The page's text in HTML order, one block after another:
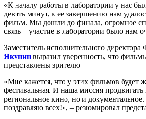
«К началу работы в лаборатории у нас
девять минут, к ее завершению нам
фильм. Мы дошли до финала, огромное
связь – участие в лаборатории было нам
Заместитель исполнительного
Якунин выразил уверенность, что
представлены зрителю.
«Мне кажется, что у этих фильмов будет
фестивальная. И наша миссия продвигать
региональное кино, но и
поздравляю всех!», – резюмировал